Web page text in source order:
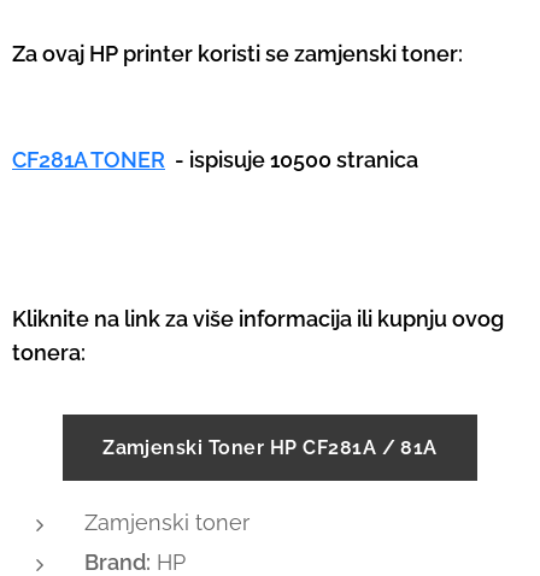
Za ovaj HP printer koristi se zamjenski toner:
CF281A TONER - ispisuje 10500 stranica
Kliknite na link za više informacija ili kupnju ovog
tonera:
Zamjenski Toner HP CF281A / 81A
Zamjenski toner
Brand: HP